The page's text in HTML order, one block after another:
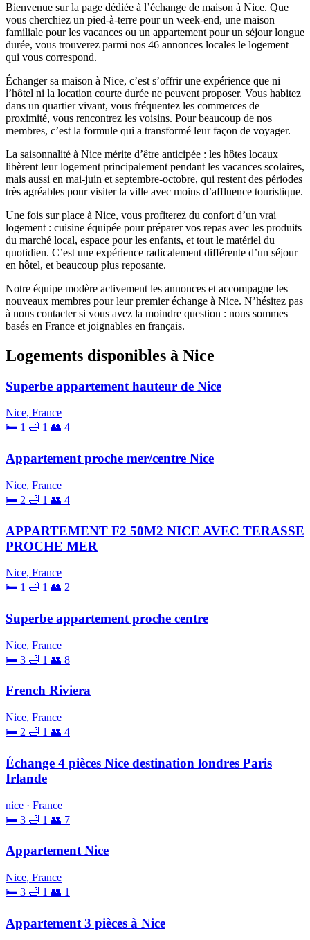
Bienvenue sur la page dédiée à l’échange de maison à Nice. Que
vous cherchiez un pied-à-terre pour un week-end, une maison
familiale pour les vacances ou un appartement pour un séjour longue
durée, vous trouverez parmi nos 46 annonces locales le logement
qui vous correspond.
Échanger sa maison à Nice, c’est s’offrir une expérience que ni
l’hôtel ni la location courte durée ne peuvent proposer. Vous habitez
dans un quartier vivant, vous fréquentez les commerces de
proximité, vous rencontrez les voisins. Pour beaucoup de nos
membres, c’est la formule qui a transformé leur façon de voyager.
La saisonnalité à Nice mérite d’être anticipée : les hôtes locaux
libèrent leur logement principalement pendant les vacances scolaires,
mais aussi en mai-juin et septembre-octobre, qui restent des périodes
très agréables pour visiter la ville avec moins d’affluence touristique.
Une fois sur place à Nice, vous profiterez du confort d’un vrai
logement : cuisine équipée pour préparer vos repas avec les produits
du marché local, espace pour les enfants, et tout le matériel du
quotidien. C’est une expérience radicalement différente d’un séjour
en hôtel, et beaucoup plus reposante.
Notre équipe modère activement les annonces et accompagne les
nouveaux membres pour leur premier échange à Nice. N’hésitez pas
à nous contacter si vous avez la moindre question : nous sommes
basés en France et joignables en français.
Logements disponibles à Nice
Superbe appartement hauteur de Nice
Nice, France
🛏 1 🛁 1 👥 4
Appartement proche mer/centre Nice
Nice, France
🛏 2 🛁 1 👥 4
APPARTEMENT F2 50M2 NICE AVEC TERASSE
PROCHE MER
Nice, France
🛏 1 🛁 1 👥 2
Superbe appartement proche centre
Nice, France
🛏 3 🛁 1 👥 8
French Riviera
Nice, France
🛏 2 🛁 1 👥 4
Échange 4 pièces Nice destination londres Paris
Irlande
nice · France
🛏 3 🛁 1 👥 7
Appartement Nice
Nice, France
🛏 3 🛁 1 👥 1
Appartement 3 pièces à Nice